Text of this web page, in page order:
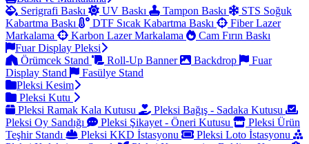
Serigrafi Baskı
UV Baskı Tampon Baskı
STS Soğuk
Kabartma Baskı
DTF Sıcak Kabartma Baskı
Fiber Lazer
Markalama
Karbon Lazer Markalama
Cam Fırın Baskı
Fuar Display Pleksi
Örümcek Stand
Roll-Up Banner Backdrop
Fuar
Display Stand
Fasülye Stand
Pleksi Kesim
Pleksi Kutu
Pleksi Ramak Kala Kutusu
Pleksi Bağış - Sadaka Kutusu
Pleksi Oy Sandığı
Pleksi Şikayet - Öneri Kutusu
Pleksi Ürün
Teşhir Standı
Pleksi KKD İstasyonu
Pleksi Loto İstasyonu